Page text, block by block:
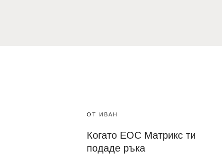
ОТ ИВАН
Когато ЕОС Матрикс ти
подаде ръка